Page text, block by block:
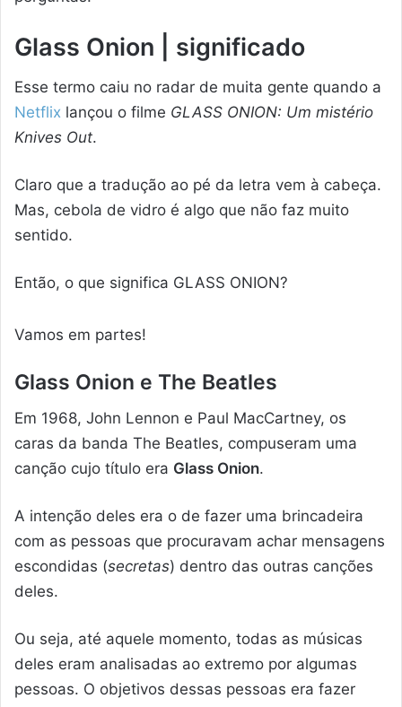
Glass Onion | significado
Esse termo caiu no radar de muita gente quando a
Netflix lançou o filme GLASS ONION: Um mistério
Knives Out.
Claro que a tradução ao pé da letra vem à cabeça.
Mas, cebola de vidro é algo que não faz muito
sentido.
Então, o que significa GLASS ONION?
Vamos em partes!
Glass Onion e The Beatles
Em 1968, John Lennon e Paul MacCartney, os
caras da banda The Beatles, compuseram uma
canção cujo título era Glass Onion.
A intenção deles era o de fazer uma brincadeira
com as pessoas que procuravam achar mensagens
escondidas (secretas) dentro das outras canções
deles.
Ou seja, até aquele momento, todas as músicas
deles eram analisadas ao extremo por algumas
pessoas. O objetivos dessas pessoas era fazer